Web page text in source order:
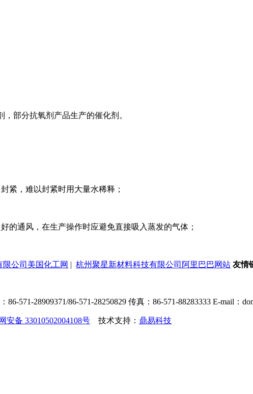
部分抗氧剂产品生产的催化剂。
紧，难以封紧时用大量水稀释；
的通风，在生产操作时应避免直接吸入蒸发的气体；
公司美国化工网 | 杭州聚星新材料科技有限公司阿里巴巴网站 友情
28909371/86-571-28250829 传真：86-571-88283333 E-mail：
安备 33010502004108号 技术支持： 鼎易科技